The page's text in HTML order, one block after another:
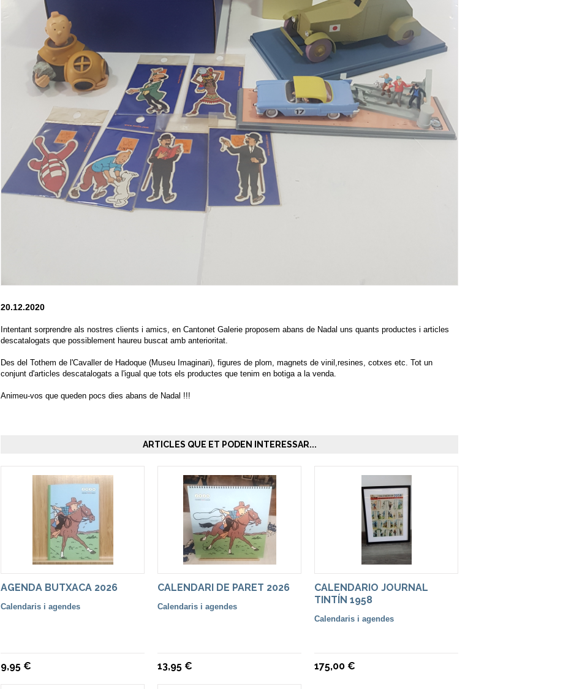
20.12.2020
Intentant sorprendre als nostres clients i amics, en Cantonet Galerie proposem abans de Nadal uns quants productes i articles
descatalogats que possiblement haureu buscat amb anterioritat.
Des del Tothem de l'Cavaller de Hadoque (Museu Imaginari), figures de plom, magnets de vinil,resines, cotxes etc. Tot un
conjunt d'articles descatalogats a l'igual que tots els productes que tenim en botiga a la venda.
Animeu-vos que queden pocs dies abans de Nadal !!!
ARTICLES QUE ET PODEN INTERESSAR...
AGENDA BUTXACA 2026
Calendaris i agendes
9,95 €
CALENDARI DE PARET 2026
Calendaris i agendes
13,95 €
CALENDARIO JOURNAL
TINTÍN 1958
Calendaris i agendes
175,00 €